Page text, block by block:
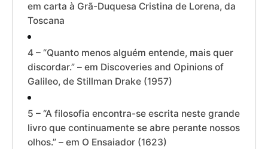
em carta à Grã-Duquesa Cristina de Lorena, da
Toscana
4 – “Quanto menos alguém entende, mais quer
discordar.” – em Discoveries and Opinions of
Galileo, de Stillman Drake (1957)
5 – “A filosofia encontra-se escrita neste grande
livro que continuamente se abre perante nossos
olhos.” – em O Ensaiador (1623)